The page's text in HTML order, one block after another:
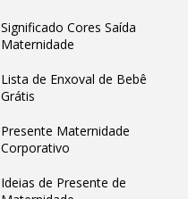
Significado Cores Saída
Maternidade
Lista de Enxoval de Bebê
Grátis
Presente Maternidade
Corporativo
Ideias de Presente de